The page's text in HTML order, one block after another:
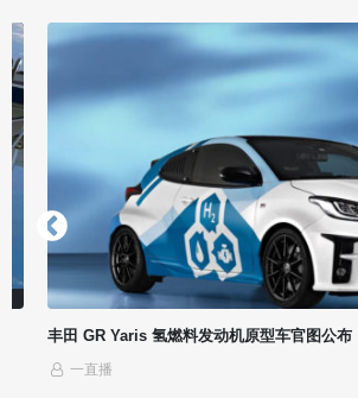
立乌思藏、朵甘两个卫指挥使司和俄力思
又将乌思藏、朵甘两个卫指挥使司升格为
设指挥使司、宣慰司、招讨司、万户府、千
军政机构的官员，均封委当地的僧俗首领出
免、升迁，概由明朝中央直接决定，并颁授
丰田 GR Yaris 氢燃料发动机原型车官图公布，可
一直播